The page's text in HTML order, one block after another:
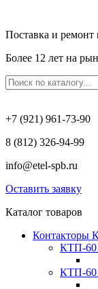
Поставка и ремонт
Более 12 лет на
+7 (921) 961-73-90
8 (812) 326-94-99
info@etel-spb.ru
Оставить заявку
Каталог товаров
Контакторы
КТП-
КТП-